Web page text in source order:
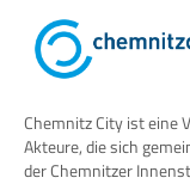
Chemnitz City ist eine
Akteure, die sich
der Chemnitzer